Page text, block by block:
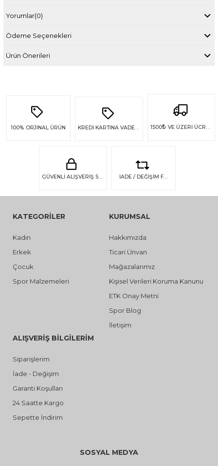
Yorumlar(0)
Ödeme Seçenekleri
Ürün Önerileri
100% ORJİNAL ÜRÜN 1500₺ VE ÜZERİ ÜCRETSİZ KARGO
GÜVENLİ ALIŞVERİŞ SSL GÜVENLİĞİ İADE / DEĞİŞİM FIRSATI
KATEGORİLER
Kadın
Erkek
Çocuk
Spor Malzemeleri
KURUMSAL
Hakkımızda
Ticari Ünvan
Mağazalarımız
Kişisel Verileri Koruma Kanunu
ETK Onay Metni
Spor Blog
İletişim
ALIŞVERİŞ BİLGİLERİM
Siparişlerim
İade - Değişim
Garanti Koşulları
24 Saatte Kargo
Sepette İndirim
SOSYAL MEDYA